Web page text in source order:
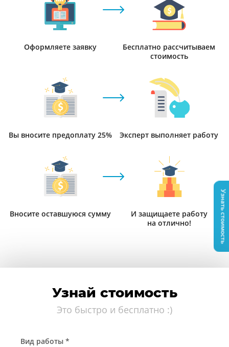
Оформляете заявку
Бесплатно рассчитываем
стоимость
Вы вносите предоплату 25% Эксперт выполняет работу
Вносите оставшуюся сумму
И защищаете работу
на отлично!
Узнай стоимость
Это быстро и бесплатно :)
Вид работы *
Узнать стоимость